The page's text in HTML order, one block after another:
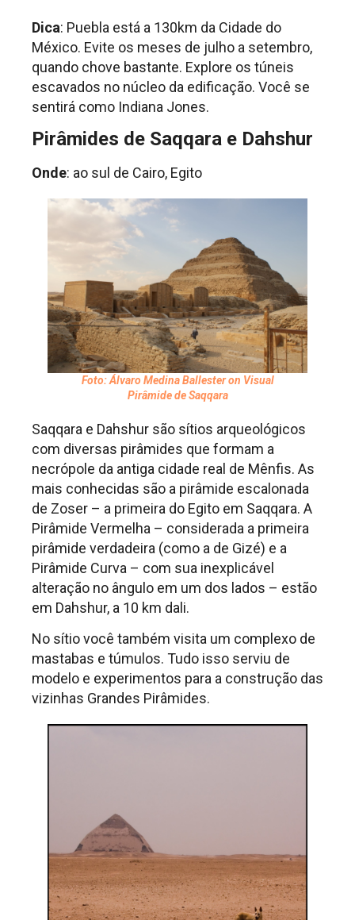
Dica: Puebla está a 130km da Cidade do
México. Evite os meses de julho a setembro,
quando chove bastante. Explore os túneis
escavados no núcleo da edificação. Você se
sentirá como Indiana Jones.
Pirâmides de Saqqara e Dahshur
Onde: ao sul de Cairo, Egito
Foto: Álvaro Medina Ballester on Visual
Pirâmide de Saqqara
Saqqara e Dahshur são sítios arqueológicos
com diversas pirâmides que formam a
necrópole da antiga cidade real de Mênfis. As
mais conhecidas são a pirâmide escalonada
de Zoser – a primeira do Egito em Saqqara. A
Pirâmide Vermelha – considerada a primeira
pirâmide verdadeira (como a de Gizé) e a
Pirâmide Curva – com sua inexplicável
alteração no ângulo em um dos lados – estão
em Dahshur, a 10 km dali.
No sítio você também visita um complexo de
mastabas e túmulos. Tudo isso serviu de
modelo e experimentos para a construção das
vizinhas Grandes Pirâmides.